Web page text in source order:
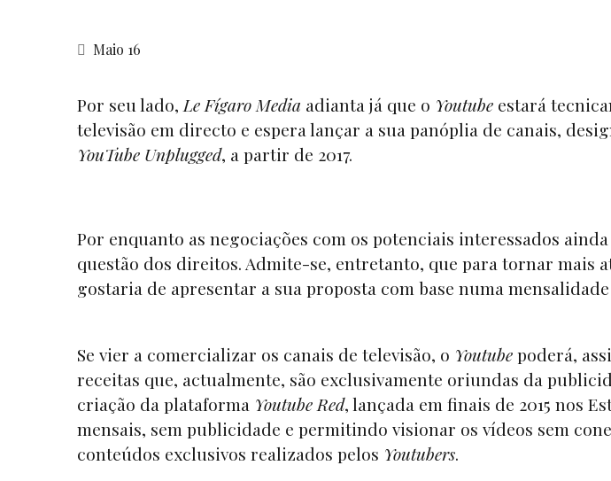
Maio 16
Por seu lado, Le Fígaro Media adianta já que o Youtube estará
televisão em directo e espera lançar a sua panóplia de canais,
YouTube Unplugged, a partir de 2017.
Por enquanto as negociações com os potenciais interessados
questão dos direitos. Admite-se, entretanto, que para tornar mais
gostaria de apresentar a sua proposta com base numa
Se vier a comercializar os canais de televisão, o Youtubepoderá,
receitas que, actualmente, são exclusivamente oriundas da
criação da plataforma Youtube Red, lançada em finais de 2015 nos
mensais, sem publicidade e permitindo visionar os vídeos sem
conteúdos exclusivos realizados pelos Youtubers.